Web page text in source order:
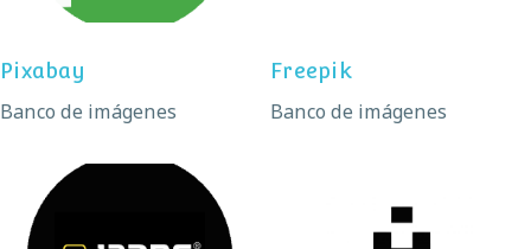
Pixabay
Banco de imágenes
Freepik
Banco de imágenes